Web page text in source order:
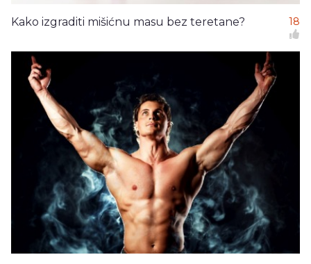
Kako izgraditi mišićnu masu bez teretane? 18